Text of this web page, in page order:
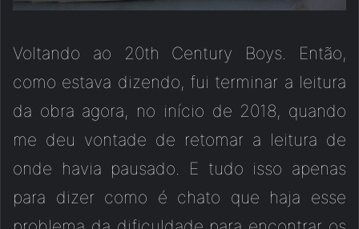
Voltando ao 20th Century Boys. Então,
como estava dizendo, fui terminar a leitura
da obra agora, no início de 2018, quando
me deu vontade de retomar a leitura de
onde havia pausado. E tudo isso apenas
para dizer como é chato que haja esse